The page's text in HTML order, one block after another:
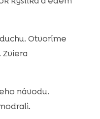
Otvoríme
návodu.